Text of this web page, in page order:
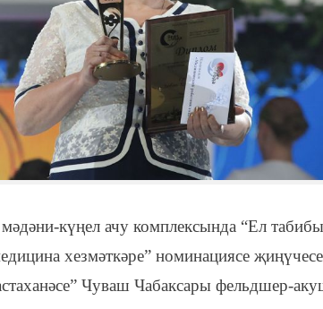
күңел ачу комплексында “Ел
хезмәткәре” номинациясе
Чуваш Чабаксары фельдшер-